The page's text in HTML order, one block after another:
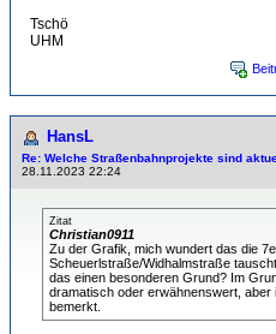
Tschö
UHM
HansL
Re: Welche Straßenbahnprojekte sind
28.11.2023 22:24
Zitat
Christian0911
Zu der Grafik, mich wundert das die
Scheuerlstraße/Widhalmstraße
das einen besonderen Grund? Im
dramatisch oder erwähnenswert,
bemerkt.